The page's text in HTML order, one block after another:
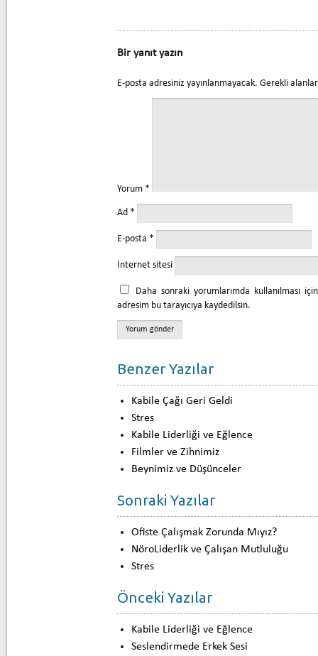
Bir yanıt yazın
E-posta adresiniz yayınlanmayacak. Gerekli
Yorum *
Ad *
E-posta *
İnternet sitesi
Daha sonraki yorumlarımda kullanılması
adresim bu tarayıcıya kaydedilsin.
Benzer Yazılar
Kabile Çağı Geri Geldi
Stres
Kabile Liderliği ve Eğlence
Filmler ve Zihnimiz
Beynimiz ve Düşünceler
Sonraki Yazılar
Ofiste Çalışmak Zorunda Mıyız?
NöroLiderlik ve Çalışan Mutluluğu
Stres
Önceki Yazılar
Kabile Liderliği ve Eğlence
Seslendirmede Erkek Sesi